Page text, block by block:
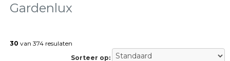
Buitentegels
Gardenlux
30 van 374 resulaten
Sorteer op: